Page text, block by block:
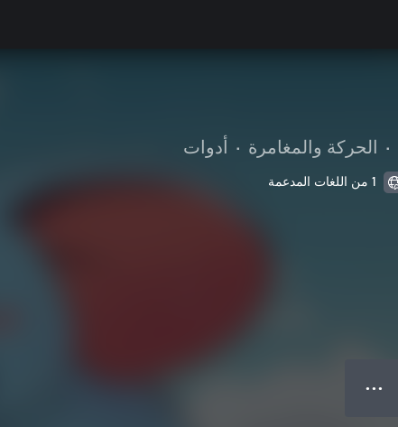
• الحركة والمغامرة • أدوات
1 من اللغات المدعمة
● ● ●